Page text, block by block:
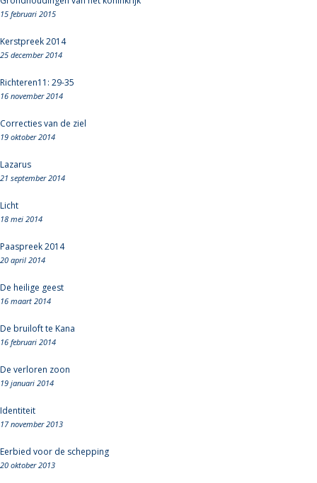
15 februari 2015
Kerstpreek 2014
25 december 2014
Richteren11: 29-35
16 november 2014
Correcties van de ziel
19 oktober 2014
Lazarus
21 september 2014
Licht
18 mei 2014
Paaspreek 2014
20 april 2014
De heilige geest
16 maart 2014
De bruiloft te Kana
16 februari 2014
De verloren zoon
19 januari 2014
Identiteit
17 november 2013
Eerbied voor de schepping
20 oktober 2013